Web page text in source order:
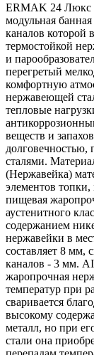
ERMAK 24 Люкс
модульная
каналов
термостойкой
и
перегретый
комфортную
нержавеющей
тепловые
веществ и
сталями.
(Нержавейка)
элементов топки,
пищевая
аустенитного
содержанием
нержавейки в
составляет 8 мм,
каналов - 3 мм.
жаропрочная
температур при
сваривается
высокому
металл, но при
стали она